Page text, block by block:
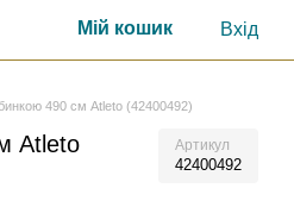
Мій кошик Вхід
490 см Atleto (42400492)
Atleto
Артикул
42400492